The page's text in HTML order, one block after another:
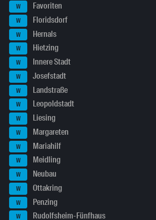
W Favoriten
W Floridsdorf
W Hernals
W Hietzing
W Innere Stadt
W Josefstadt
W Landstraße
W Leopoldstadt
W Liesing
W Margareten
W Mariahilf
W Meidling
W Neubau
W Ottakring
W Penzing
W Rudolfsheim-Fünfhaus